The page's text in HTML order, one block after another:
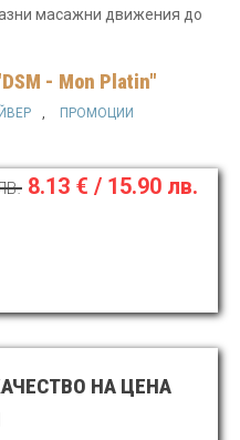
масажни движения до
- Mon Platin"
ПРОМОЦИИ
8.13 € / 15.90 лв.
НА ЦЕНА